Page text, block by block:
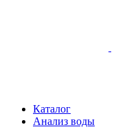
Каталог
Анализ воды